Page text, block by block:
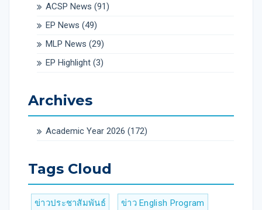
ACSP News (91)
EP News (49)
MLP News (29)
EP Highlight (3)
Archives
Academic Year 2026 (172)
Tags Cloud
ข่าวประชาสัมพันธ์ ข่าว English Program